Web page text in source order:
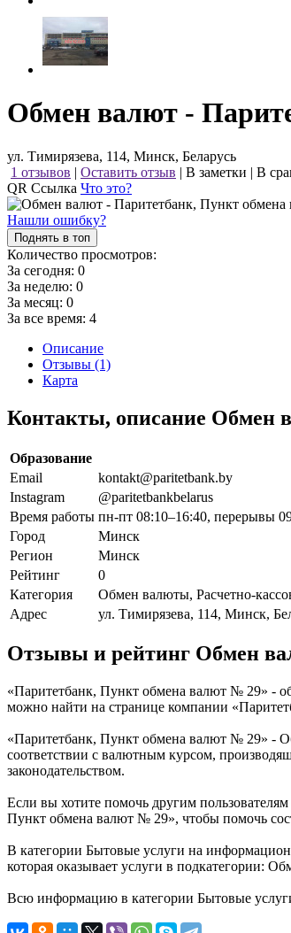
Обмен валют -
ул. Тимирязева, 114, Минск, Беларусь
1 отзывов | Оставить отзыв | В заметки | В
QR Ссылка Что это?
Нашли ошибку?
Поднять в топ
Количество просмотров:
За сегодня: 0
За неделю: 0
За месяц: 0
За все время: 4
Описание
Отзывы (1)
Карта
Контакты, описание Обмен
Образование
Email
kontakt@paritetbank.by
Instagram
@paritetbankbelarus
Время работы пн-пт 08:10–16:40, перерывы
Город
Минск
Регион
Минск
Рейтинг
0
Категория
Обмен валюты, Расчетно-
Адрес
ул. Тимирязева, 114, Минск,
Отзывы и рейтинг Обмен
«Паритетбанк, Пункт обмена валют № 29» -
можно найти на странице компании
«Паритетбанк, Пункт обмена валют № 29» -
соответствии с валютным курсом,
законодательством.
Если вы хотите помочь другим
Пункт обмена валют № 29», чтобы помочь
В категории Бытовые услуги на
которая оказывает услуги в подкатегории:
Всю информацию в категории Бытовые